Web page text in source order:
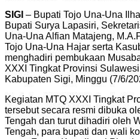
SIGI – Bupati Tojo Una-Una
Bupati Surya Lapasiri,
Una-Una Alfian Matajeng,
Tojo Una-Una Hajar serta
menghadiri pembukaan
XXXI Tingkat Provinsi
Kabupaten Sigi, Minggu (7/6/
Kegiatan MTQ XXXI Tingkat
tersebut secara resmi dibuka
Tengah dan turut dihadiri oleh
Tengah, para bupati dan wali